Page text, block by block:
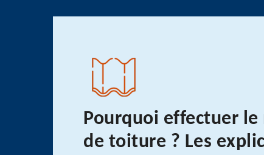
Pourquoi effectuer le
de toiture ? Les